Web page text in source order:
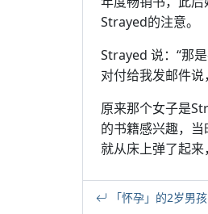
Strayed的注意。
Strayed 说：“那
对付给我发邮件
原来那个女子是
的书籍感兴趣，
就从床上弹了起来
「怀孕」的2岁男孩